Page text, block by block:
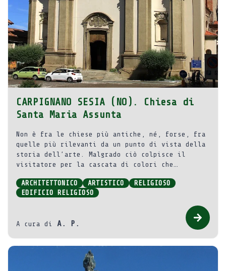
CARPIGNANO SESIA (NO). Chiesa di
Santa Maria Assunta
Non è fra le chiese più antiche, né, forse, fra
quelle più rilevanti da un punto di vista della
storia dell’arte. Malgrado ciò colpisce il
visitatore per la cascata di colori che
con la facciata, semplice e pressoché bicolore.
ARCHITETTONICO ARTISTICO
RELIGIOSO
EDIFICIO RELIGIOSO
A cura di A. P.